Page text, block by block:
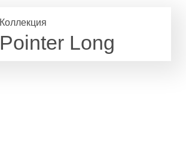
Коллекция
Pointer Long